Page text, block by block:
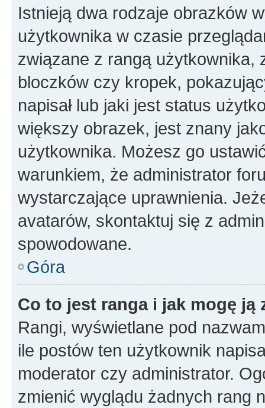
Istnieją dwa rodzaje obrazków
użytkownika w czasie
związane z rangą użytkownika,
bloczków czy kropek,
napisał lub jaki jest status
większy obrazek, jest znany
użytkownika. Możesz go
warunkiem, że administrator
wystarczające uprawnienia.
avatarów, skontaktuj się z
spowodowane.
Góra
Co to jest ranga i jak mogę ją
Rangi, wyświetlane pod
ile postów ten użytkownik
moderator czy administrator.
zmienić wyglądu żadnych rang